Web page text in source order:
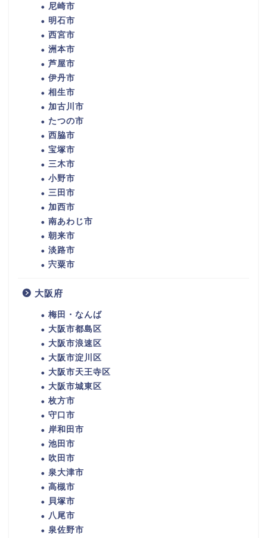
尼崎市
明石市
西宮市
洲本市
芦屋市
伊丹市
相生市
加古川市
たつの市
西脇市
宝塚市
三木市
小野市
三田市
加西市
南あわじ市
朝来市
淡路市
宍粟市
大阪府
梅田・なんば
大阪市都島区
大阪市浪速区
大阪市淀川区
大阪市天王寺区
大阪市城東区
枚方市
守口市
岸和田市
池田市
吹田市
泉大津市
高槻市
貝塚市
八尾市
泉佐野市